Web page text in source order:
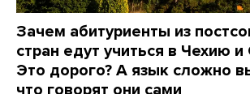
Зачем абитуриенты из
стран едут учиться в Чехию
Это дорого? А язык сложно
что говорят они сами